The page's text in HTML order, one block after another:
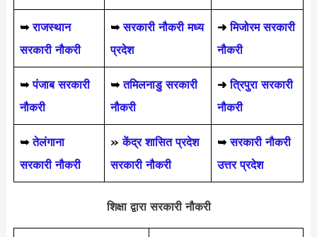
➥ राजस्थान
सरकारी नौकरी
➥सरकारी नौकरी मध्य
प्रदेश
➜मिजोरम सरकारी
नौकरी
➥ पंजाब सरकारी
नौकरी
➥ तमिलनाडु सरकारी
नौकरी
➜ त्रिपुरा सरकारी
नौकरी
➥तेलंगाना
सरकारी नौकरी
»केंद्र शासित प्रदेश
सरकारी नौकरी
➥ सरकारी नौकरी
उत्तर प्रदेश
शिक्षा द्वारा सरकारी नौकरी